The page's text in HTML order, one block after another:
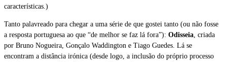
características.)
Tanto palavreado para chegar a uma série de que gostei tanto (ou não fosse
a resposta portuguesa ao que “de melhor se faz lá fora”): Odisseia , criada
por Bruno Nogueira, Gonçalo Waddington e Tiago Guedes. Lá se
encontram a distância irónica (desde logo, a inclusão do próprio processo